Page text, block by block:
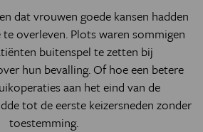
dat vrouwen goede kansen hadden
overleven. Plots waren sommigen
buitenspel te zetten bij
hun bevalling. Of hoe een betere
aan het eind van de
tot de eerste keizersneden zonder
toestemming.